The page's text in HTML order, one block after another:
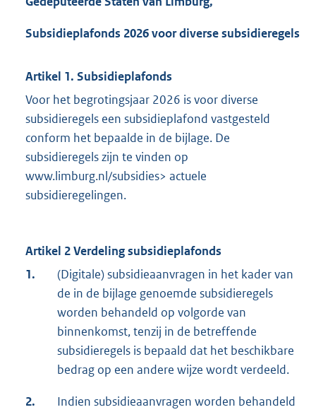
Subsidieplafonds 2026 voor diverse subsidieregels
Artikel 1. Subsidieplafonds
Voor het begrotingsjaar 2026 is voor diverse
subsidieregels een subsidieplafond vastgesteld
conform het bepaalde in de bijlage. De
subsidieregels zijn te vinden op
www.limburg.nl/subsidies> actuele
subsidieregelingen.
Artikel 2 Verdeling subsidieplafonds
1.
(Digitale) subsidieaanvragen in het kader van
de in de bijlage genoemde subsidieregels
worden behandeld op volgorde van
binnenkomst, tenzij in de betreffende
subsidieregels is bepaald dat het beschikbare
bedrag op een andere wijze wordt verdeeld.
2.
Indien subsidieaanvragen worden behandeld